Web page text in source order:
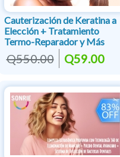
Cauterización de Keratina a
Elección + Tratamiento
Termo-Reparador y Más
Q550.00 Q59.00